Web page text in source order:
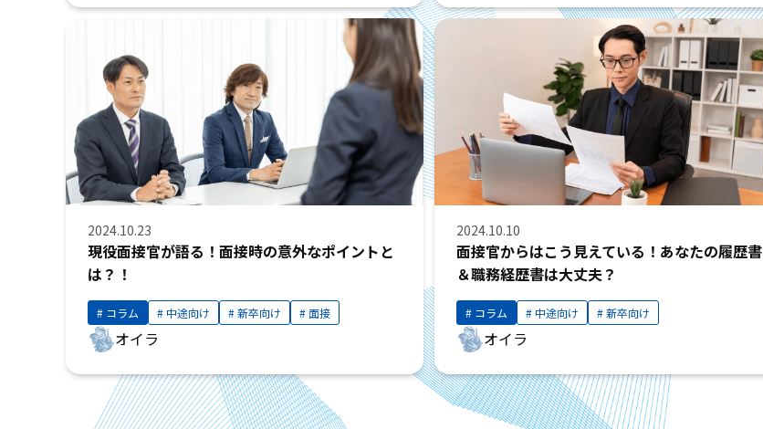
2024.10.23
現役面接官が語る！面接時の意外なポイントと
は？！
コラム 中途向け 新卒向け 面接
オイラ
2024.10.10
面接官からはこう見えている！あなたの履歴書
＆職務経歴書は大丈夫？
コラム 中途向け 新卒向け
オイラ